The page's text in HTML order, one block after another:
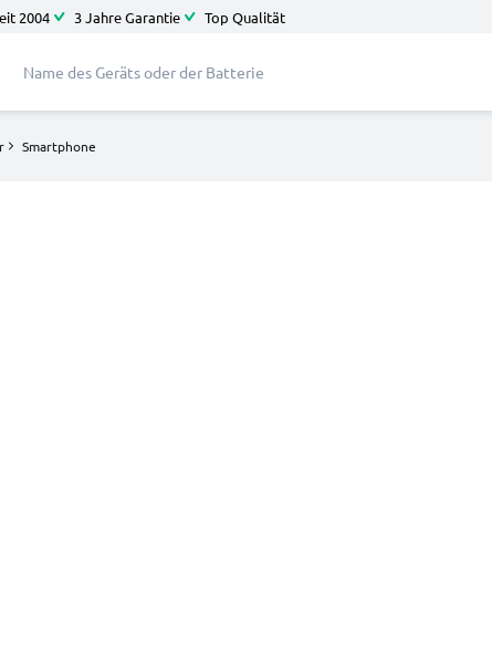
2004 3 Jahre Garantie Top Qualität
Smartphone